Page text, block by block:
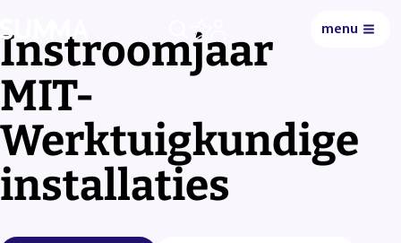
menu
Instroomjaar
MIT-
Werktuigkundige
installaties